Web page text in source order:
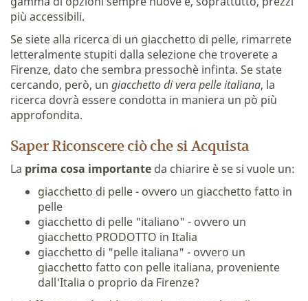
più accessibili.
Se siete alla ricerca di un giacchetto di pelle, rimarrete
letteralmente stupiti dalla selezione che troverete a
Firenze, dato che sembra pressochè infinta. Se state
cercando, però, un giacchetto di vera pelle italiana, la
ricerca dovrà essere condotta in maniera un pò più
approfondita.
Saper Riconscere ciò che si Acquista
La prima cosa importante da chiarire è se si vuole un:
giacchetto di pelle - ovvero un giacchetto fatto in
pelle
giacchetto di pelle "italiano" - ovvero un
giacchetto PRODOTTO in Italia
giacchetto di "pelle italiana" - ovvero un
giacchetto fatto con pelle italiana, proveniente
dall'Italia o proprio da Firenze?